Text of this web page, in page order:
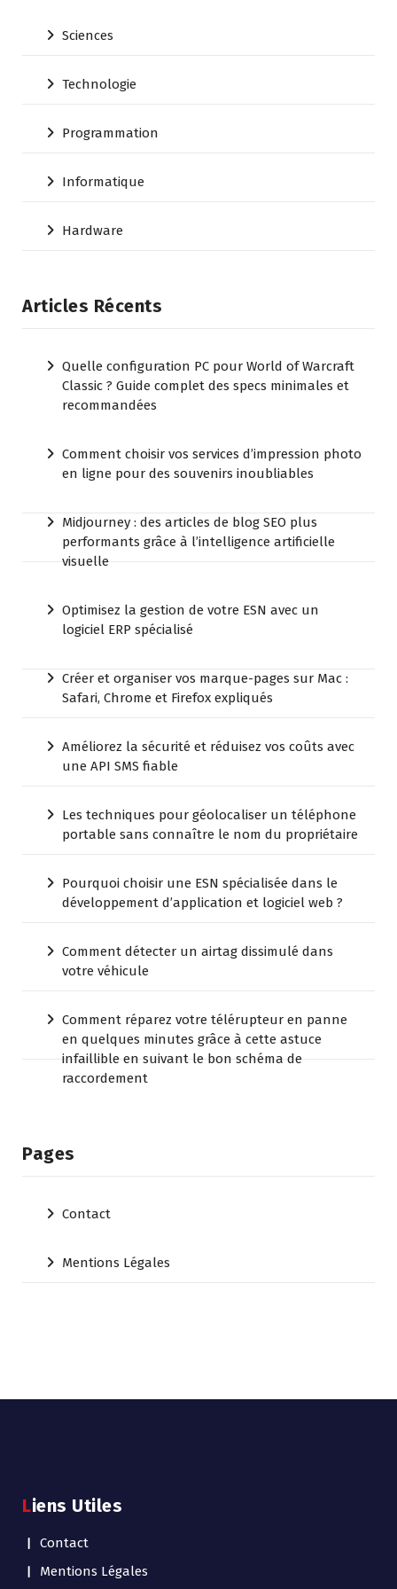
Sciences
Technologie
Programmation
Informatique
Hardware
Articles Récents
Quelle configuration PC pour World of Warcraft
Classic ? Guide complet des specs minimales et
recommandées
Comment choisir vos services d’impression photo
en ligne pour des souvenirs inoubliables
Midjourney : des articles de blog SEO plus
performants grâce à l’intelligence artificielle
visuelle
Optimisez la gestion de votre ESN avec un
logiciel ERP spécialisé
Créer et organiser vos marque-pages sur Mac :
Safari, Chrome et Firefox expliqués
Améliorez la sécurité et réduisez vos coûts avec
une API SMS fiable
Les techniques pour géolocaliser un téléphone
portable sans connaître le nom du propriétaire
Pourquoi choisir une ESN spécialisée dans le
développement d’application et logiciel web ?
Comment détecter un airtag dissimulé dans
votre véhicule
Comment réparez votre télérupteur en panne
en quelques minutes grâce à cette astuce
infaillible en suivant le bon schéma de
raccordement
Pages
Contact
Mentions Légales
Liens Utiles
Contact
Mentions Légales